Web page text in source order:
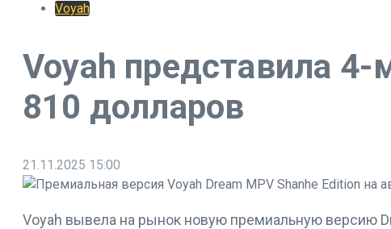
Voyah
Voyah представила
810 долларов
21.11.2025 15:00
Voyah вывела на рынок новую премиальную версию